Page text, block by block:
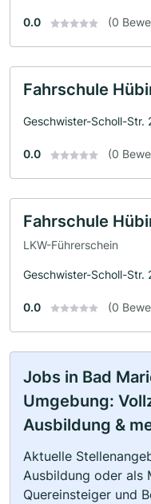
0.0 (0
Fahrschule
Geschwister-Scholl-Str.
0.0 (0
Fahrschule
LKW-Führerschein
Geschwister-Scholl-Str.
0.0 (0
Jobs in Bad
Umgebung:
Ausbildung &
Aktuelle
Ausbildung oder als
Quereinsteiger und